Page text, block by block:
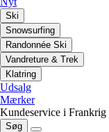
Ski
Snowsurfing
Randonnée Ski
Vandreture & Trek
Klatring
Udsalg
Mærker
Kundeservice i Frankrig
Søg